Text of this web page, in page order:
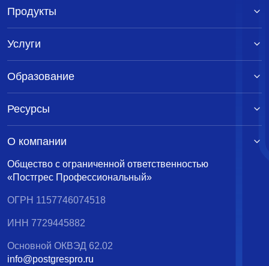
Общество с ограниченной ответственностью
«Постгрес Профессиональный»
ОГРН 1157746074518
ИНН 7729445882
Основной ОКВЭД 62.02
info@postgrespro.ru
Продукты
Услуги
Образование
Ресурсы
О компании